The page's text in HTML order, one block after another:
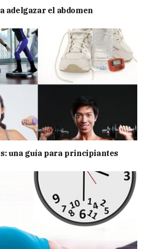
adelgazar el abdomen
una guía para principiantes